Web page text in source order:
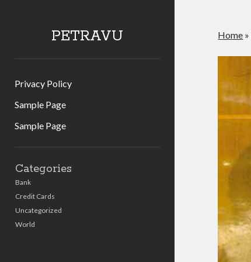
PETRAVU
Privacy Policy
Sample Page
Sample Page
Categories
Bank
Credit Cards
Uncategorized
World
Home »